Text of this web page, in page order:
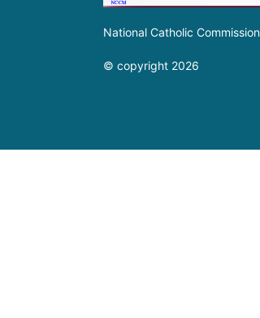
National Catholic
© copyright 2026